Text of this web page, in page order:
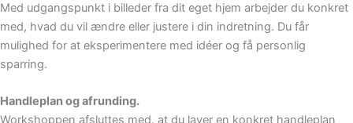
Med udgangspunkt i billeder fra dit eget hjem arbejder du konkret
med, hvad du vil ændre eller justere i din indretning. Du får
mulighed for at eksperimentere med idéer og få personlig
sparring.
Handleplan og afrunding.